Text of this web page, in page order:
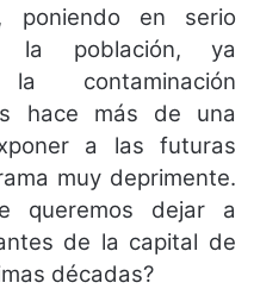
poniendo en serio
población, ya
contaminación
hace más de una
a las futuras
muy deprimente.
queremos dejar a
de la capital de
décadas?